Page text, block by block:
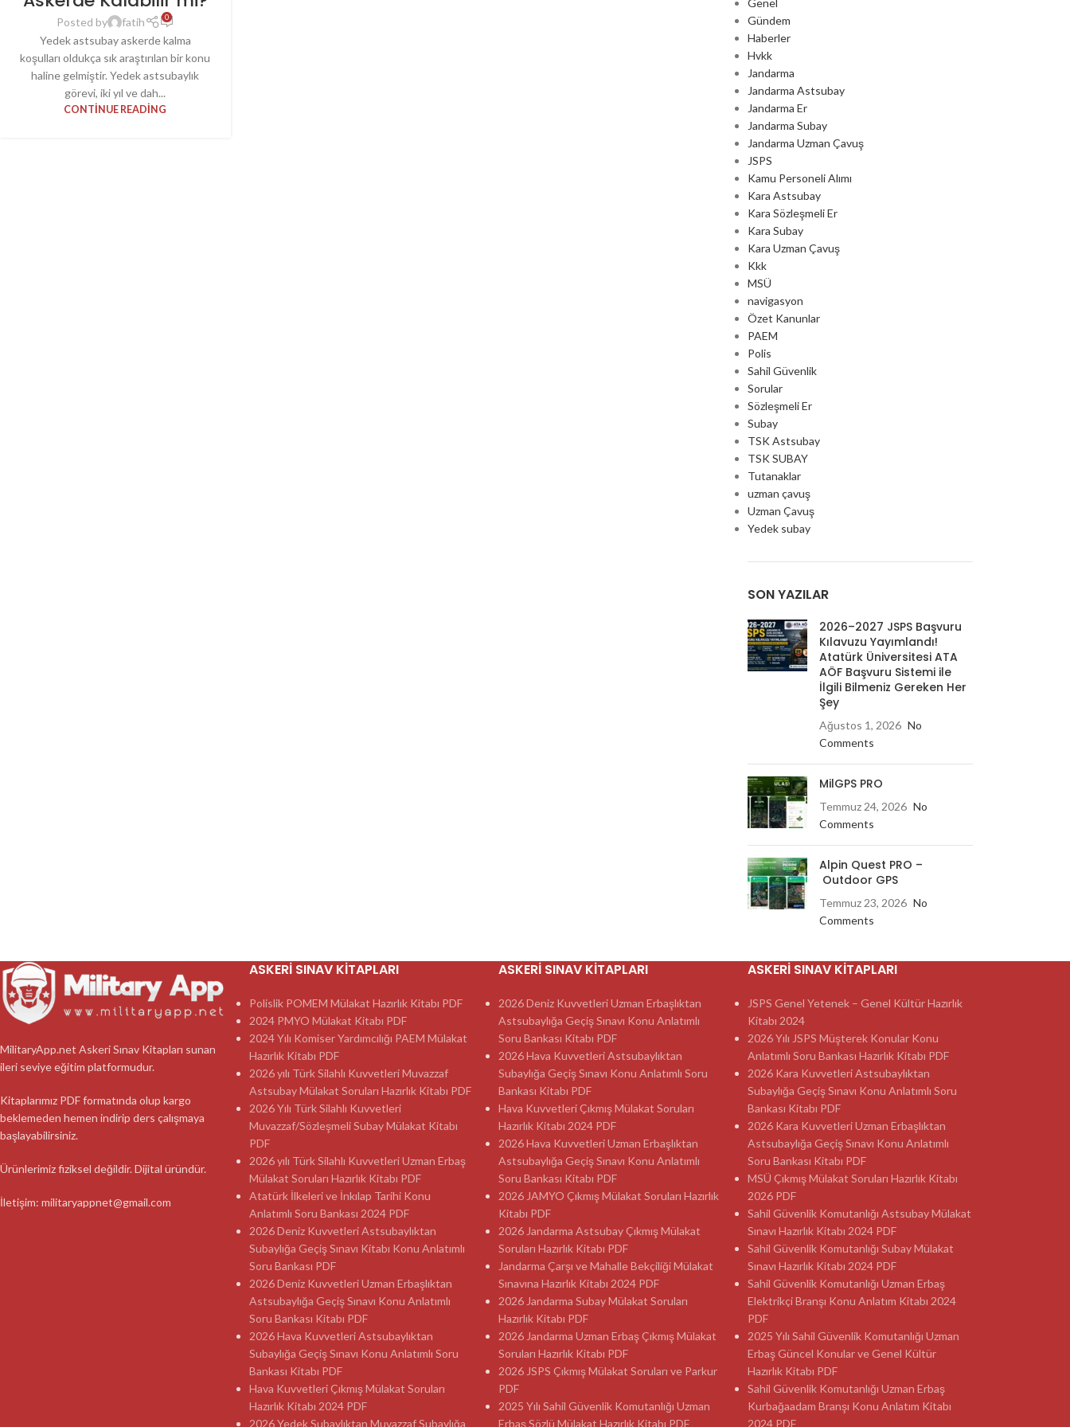
Posted by fatih 0
Yedek astsubay askerde kalma
koşulları oldukça sık araştırılan bir konu
haline gelmiştir. Yedek astsubaylık
görevi, iki yıl ve dah...
CONTINUE READING
Genel
Gündem
Haberler
Hvkk
Jandarma
Jandarma Astsubay
Jandarma Er
Jandarma Subay
Jandarma Uzman Çavuş
JSPS
Kamu Personeli Alımı
Kara Astsubay
Kara Sözleşmeli Er
Kara Subay
Kara Uzman Çavuş
Kkk
MSÜ
navigasyon
Özet Kanunlar
PAEM
Polis
Sahil Güvenlik
Sorular
Sözleşmeli Er
Subay
TSK Astsubay
TSK SUBAY
Tutanaklar
uzman çavuş
Uzman Çavuş
Yedek subay
SON YAZILAR
2026–2027 JSPS Başvuru
Kılavuzu Yayımlandı!
Atatürk Üniversitesi ATA
AÖF Başvuru Sistemi ile
İlgili Bilmeniz Gereken Her
Şey
Ağustos 1, 2026 No
Comments
MilGPS PRO
Temmuz 24, 2026 No
Comments
Alpin Quest PRO –
Outdoor GPS
Temmuz 23, 2026 No
Comments
MilitaryApp.net Askeri Sınav Kitapları sunan
ileri seviye eğitim platformudur.
Kitaplarımız PDF formatında olup kargo
beklemeden hemen indirip ders çalışmaya
başlayabilirsiniz.
Ürünlerimiz fiziksel değildir. Dijital üründür.
İletişim: militaryappnet@gmail.com
ASKERI SINAV KITAPLARI
Polislik POMEM Mülakat Hazırlık Kitabı PDF
2024 PMYO Mülakat Kitabı PDF
2024 Yılı Komiser Yardımcılığı PAEM Mülakat
Hazırlık Kitabı PDF
2026 yılı Türk Silahlı Kuvvetleri Muvazzaf
Astsubay Mülakat Soruları Hazırlık Kitabı PDF
2026 Yılı Türk Silahlı Kuvvetleri
Muvazzaf/Sözleşmeli Subay Mülakat Kitabı
PDF
2026 yılı Türk Silahlı Kuvvetleri Uzman Erbaş
Mülakat Soruları Hazırlık Kitabı PDF
Atatürk İlkeleri ve İnkılap Tarihi Konu
Anlatımlı Soru Bankası 2024 PDF
2026 Deniz Kuvvetleri Astsubaylıktan
Subaylığa Geçiş Sınavı Kitabı Konu Anlatımlı
Soru Bankası PDF
2026 Deniz Kuvvetleri Uzman Erbaşlıktan
Astsubaylığa Geçiş Sınavı Konu Anlatımlı
Soru Bankası Kitabı PDF
2026 Hava Kuvvetleri Astsubaylıktan
Subaylığa Geçiş Sınavı Konu Anlatımlı Soru
Bankası Kitabı PDF
Hava Kuvvetleri Çıkmış Mülakat Soruları
Hazırlık Kitabı 2024 PDF
2026 Yedek Subaylıktan Muvazzaf Subaylığa
ASKERI SINAV KITAPLARI
2026 Deniz Kuvvetleri Uzman Erbaşlıktan
Astsubaylığa Geçiş Sınavı Konu Anlatımlı
Soru Bankası Kitabı PDF
2026 Hava Kuvvetleri Astsubaylıktan
Subaylığa Geçiş Sınavı Konu Anlatımlı Soru
Bankası Kitabı PDF
Hava Kuvvetleri Çıkmış Mülakat Soruları
Hazırlık Kitabı 2024 PDF
2026 Hava Kuvvetleri Uzman Erbaşlıktan
Astsubaylığa Geçiş Sınavı Konu Anlatımlı
Soru Bankası Kitabı PDF
2026 JAMYO Çıkmış Mülakat Soruları Hazırlık
Kitabı PDF
2026 Jandarma Astsubay Çıkmış Mülakat
Soruları Hazırlık Kitabı PDF
Jandarma Çarşı ve Mahalle Bekçiliği Mülakat
Sınavına Hazırlık Kitabı 2024 PDF
2026 Jandarma Subay Mülakat Soruları
Hazırlık Kitabı PDF
2026 Jandarma Uzman Erbaş Çıkmış Mülakat
Soruları Hazırlık Kitabı PDF
2026 JSPS Çıkmış Mülakat Soruları ve Parkur
PDF
2025 Yılı Sahil Güvenlik Komutanlığı Uzman
Erbaş Sözlü Mülakat Hazırlık Kitabı PDF
ASKERI SINAV KITAPLARI
JSPS Genel Yetenek – Genel Kültür Hazırlık
Kitabı 2024
2026 Yılı JSPS Müşterek Konular Konu
Anlatımlı Soru Bankası Hazırlık Kitabı PDF
2026 Kara Kuvvetleri Astsubaylıktan
Subaylığa Geçiş Sınavı Konu Anlatımlı Soru
Bankası Kitabı PDF
2026 Kara Kuvvetleri Uzman Erbaşlıktan
Astsubaylığa Geçiş Sınavı Konu Anlatımlı
Soru Bankası Kitabı PDF
MSÜ Çıkmış Mülakat Soruları Hazırlık Kitabı
2026 PDF
Sahil Güvenlik Komutanlığı Astsubay Mülakat
Sınavı Hazırlık Kitabı 2024 PDF
Sahil Güvenlik Komutanlığı Subay Mülakat
Sınavı Hazırlık Kitabı 2024 PDF
Sahil Güvenlik Komutanlığı Uzman Erbaş
Elektrikçi Branşı Konu Anlatım Kitabı 2024
PDF
2025 Yılı Sahil Güvenlik Komutanlığı Uzman
Erbaş Güncel Konular ve Genel Kültür
Hazırlık Kitabı PDF
Sahil Güvenlik Komutanlığı Uzman Erbaş
Kurbağaadam Branşı Konu Anlatım Kitabı
2024 PDF